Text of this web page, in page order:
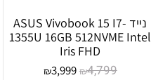
נייד ASUS Vivobook 15 I7-
1355U 16GB 512NVME Intel
Iris FHD
₪4,799
₪3,999